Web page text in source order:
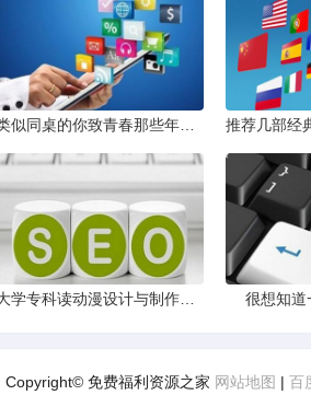
很想知道
Copyright© 免费福利资源之家 网站地图 | 百